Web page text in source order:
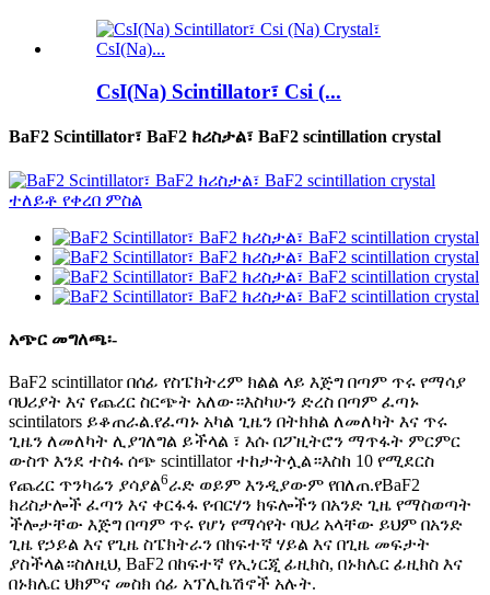
CsI(Na) Scintillator፣ Csi (...
BaF2 Scintillator፣ BaF2 ክሪስታል፣ BaF2 scintillation crystal
አጭር መግለጫ፡-
BaF2 scintillator በሰፊ የስፔክትረም ክልል ላይ እጅግ በጣም ጥሩ የማሳያ
ባህሪያት እና የጨረር ስርጭት አለው።እስካሁን ድረስ በጣም ፈጣኑ
scintilators ይቆጠራል.የፈጣኑ አካል ጊዜን በትክክል ለመለካት እና ጥሩ
ጊዜን ለመለካት ሊያገለግል ይችላል ፣ እሱ በፖዚትሮን ማጥፋት ምርምር
ውስጥ እንደ ተስፋ ሰጭ scintillator ተከታትሏል።እስከ 10 የሚደርስ
የጨረር ጥንካሬን ያሳያል6ራድ ወይም እንዲያውም የበለጠ.የBaF2
ክሪስታሎች ፈጣን እና ቀርፋፋ የብርሃን ክፍሎችን በአንድ ጊዜ የማስወጣት
ችሎታቸው እጅግ በጣም ጥሩ የሆነ የማሳየት ባህሪ አላቸው ይህም በአንድ
ጊዜ የኃይል እና የጊዜ ስፔክትራን በከፍተኛ ሃይል እና በጊዜ መፍታት
ያስችላል።ስለዚህ, BaF2 በከፍተኛ የኢነርጂ ፊዚክስ, በኑክሌር ፊዚክስ እና
በኑክሌር ህክምና መስክ ሰፊ አፕሊኬሽኖች አሉት.